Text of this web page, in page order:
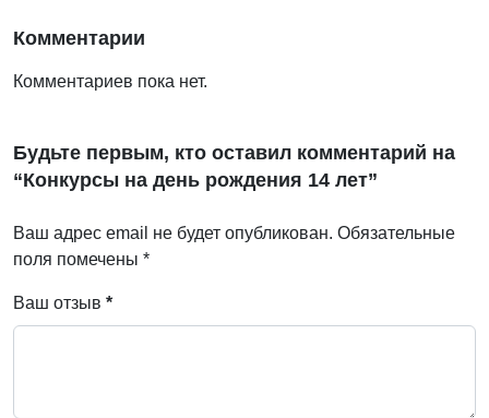
Комментарии
Комментариев пока нет.
Будьте первым, кто оставил комментарий на
“Конкурсы на день рождения 14 лет”
Ваш адрес email не будет опубликован. Обязательные
поля помечены *
Ваш отзыв *